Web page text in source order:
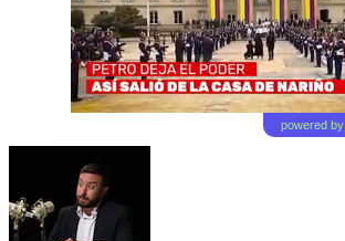
powered by